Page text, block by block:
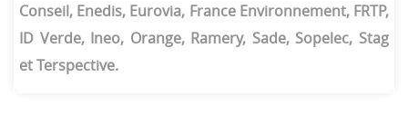
Conseil, Enedis, Eurovia, France Environnement, FRTP,
ID Verde, Ineo, Orange, Ramery, Sade, Sopelec, Stag
et Terspective.